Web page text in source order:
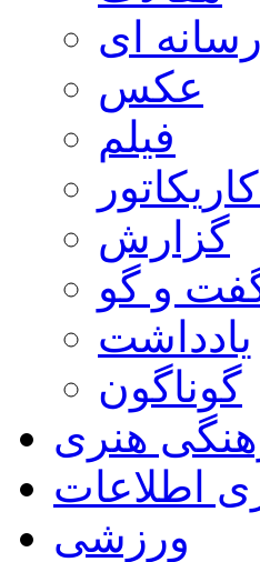
ای
عکس
فیلم
گزارش
و گو
یادداشت
گوناگون
هنری
اطلاعات
ورزشی